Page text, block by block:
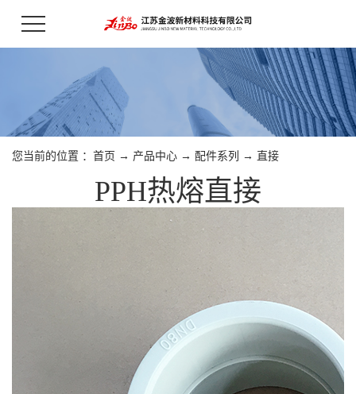
您当前的位置 ： 首页 → 产品中心 → 配件系列 → 直接
PPH热熔直接